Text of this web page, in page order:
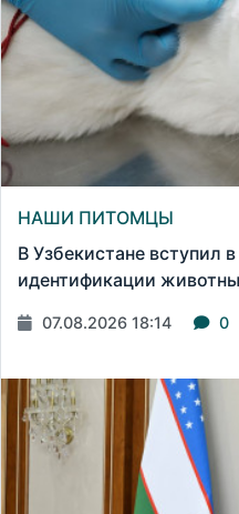
НАШИ ПИТОМЦЫ
В Узбекистане вступил
идентификации
07.08.2026 18:14 0